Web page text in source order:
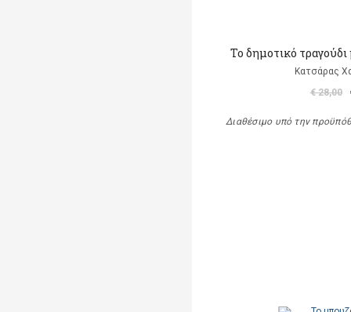
Το δημοτικό τραγούδι
Κατσάρας
€ 28,00
Διαθέσιμο υπό την